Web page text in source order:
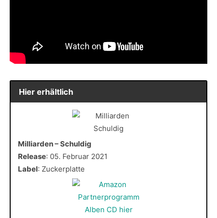
Hier erhältlich
Milliarden – Schuldig
Release: 05. Februar 2021
Label: Zuckerplatte